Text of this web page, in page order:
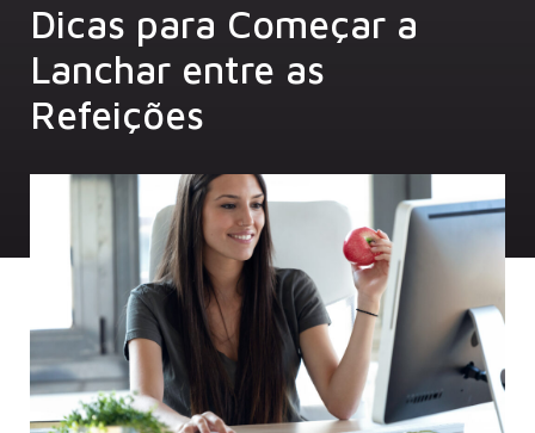
Dicas para Começar a
Lanchar entre as
Refeições